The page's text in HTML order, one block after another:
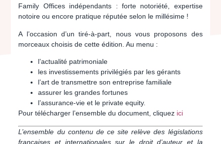
Family Offices indépendants : forte notoriété, expertise
notoire ou encore pratique réputée selon le millésime !
A l’occasion d’un tiré-à-part, nous vous proposons des
morceaux choisis de cette édition. Au menu :
l’actualité patrimoniale
les investissements privilégiés par les gérants
l’art de transmettre son entreprise familiale
assurer les grandes fortunes
l’assurance-vie et le private equity.
Pour télécharger l’ensemble du document, cliquez ici
L’ensemble du contenu de ce site relève des législations
françaises et internationales sur le droit d’auteur et la